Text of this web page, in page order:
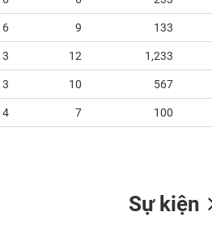
6 9 133
3 12 1,233
3 10 567
4 7 100
Sự kiện